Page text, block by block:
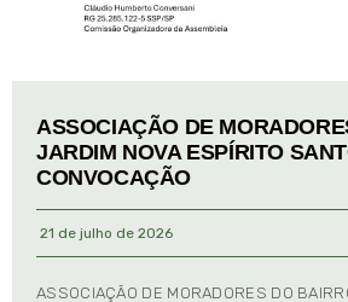
ASSOCIAÇÃO DE
JARDIM NOVA ESPÍRITO
CONVOCAÇÃO
21 de julho de 2026
ASSOCIAÇÃO DE MORADORES DO